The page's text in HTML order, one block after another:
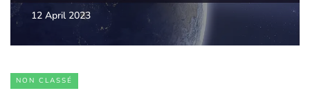
12 April 2023
NON CLASSÉ